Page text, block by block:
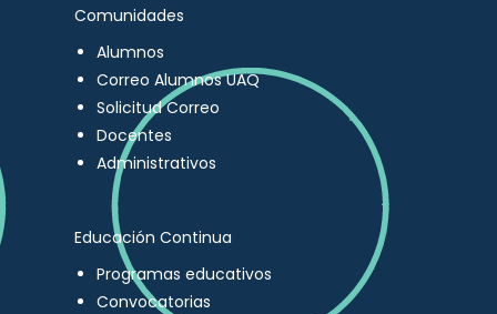
Comunidades
Alumnos
Correo Alumnos UAQ
Solicitud Correo
Docentes
Administrativos
Educación Continua
Programas educativos
Convocatorias